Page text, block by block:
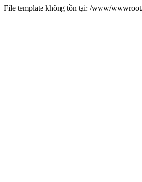
File template không tồn tại: /www/